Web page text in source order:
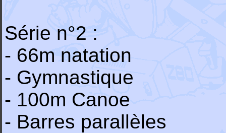
Série n°2 :
- 66m natation
- Gymnastique
- 100m Canoe
- Barres parallèles